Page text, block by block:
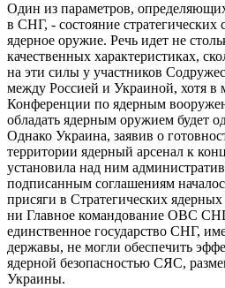
Один из параметров,
в СНГ, - состояние стратегических
ядерное оружие. Речь идет не
качественных характеристиках,
на эти силы у участников
между Россией и Украиной, хотя в
Конференции по ядерным
обладать ядерным оружием будет
Однако Украина, заявив о
территории ядерный арсенал к
установила над ним
подписанным соглашениям
присяги в Стратегических
ни Главное командование ОВС
единственное государство СНГ,
державы, не могли обеспечить
ядерной безопасностью СЯС,
Украины.